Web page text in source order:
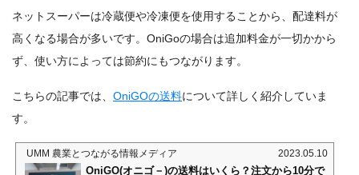
ネットスーパーは冷蔵便や冷凍便を使用することから、配達料が
高くなる場合が多いです。OniGoの場合は追加料金が一切かから
ず、使い方によっては節約にもつながります。
こちらの記事では、 OniGOの送料について詳しく紹介していま
す。
UMM 農業とつながる情報メディア 2023.05.10
OniGO(オニゴ－)の送料はいくら？注文から10分で